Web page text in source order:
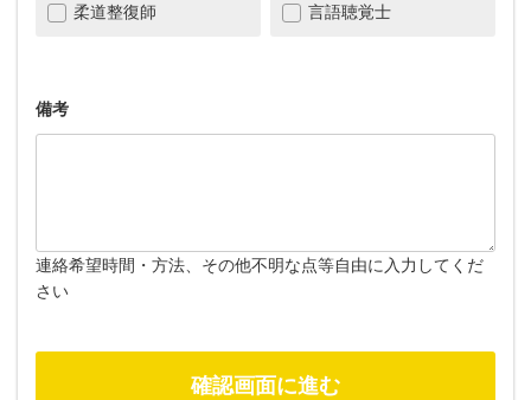
柔道整復師 言語聴覚士
備考
連絡希望時間・方法、その他不明な点等自由に入力してくだ
さい